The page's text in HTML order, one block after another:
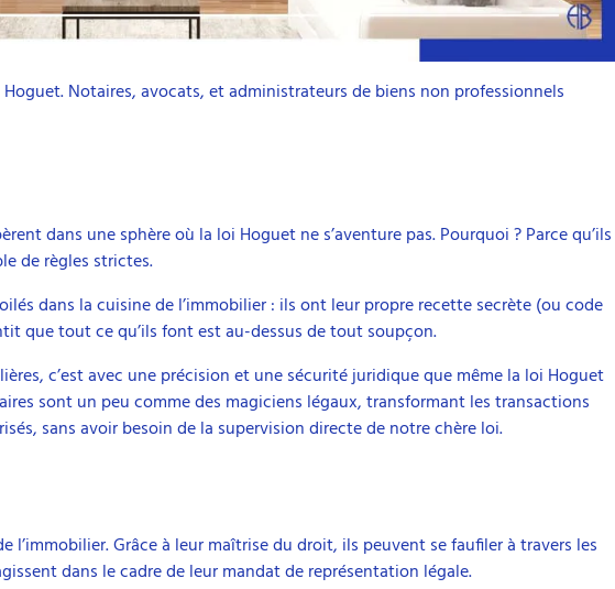
Notaires, avocats, et administrateurs de biens non professionnels
dans une sphère où la loi Hoguet ne s’aventure pas. Pourquoi ? Parce qu’ils
de règles strictes.
dans la cuisine de l’immobilier : ils ont leur propre recette secrète (ou code
que tout ce qu’ils font est au-dessus de tout soupçon.
c’est avec une précision et une sécurité juridique que même la loi Hoguet
sont un peu comme des magiciens légaux, transformant les transactions
sans avoir besoin de la supervision directe de notre chère loi.
l’immobilier. Grâce à leur maîtrise du droit, ils peuvent se faufiler à travers les
dans le cadre de leur mandat de représentation légale.